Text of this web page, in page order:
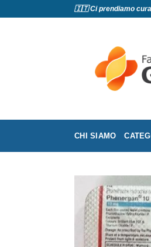
🇮🇹 Ci prendiamo
CHI SIAMO